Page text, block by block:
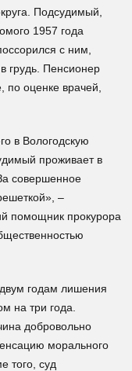
Подсудимый,
1957 года
с ним,
грудь. Пенсионер
оценке врачей,
в Вологодскую
проживает в
совершенное
–
помощник прокурора
годам лишения
на три года.
добровольно
морального
того, суд